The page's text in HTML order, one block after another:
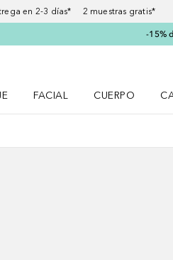
en 2-3 días* 2 muestras gratis*
-15%
FACIAL
CUERPO